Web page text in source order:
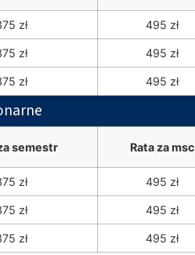
zł 495 zł
zł 495 zł
zł 495 zł
semestr Rata za msc
zł 495 zł
zł 495 zł
zł 495 zł